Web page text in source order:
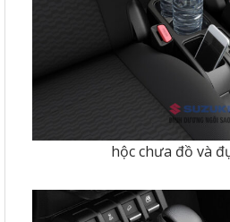
hộc chưa đồ và